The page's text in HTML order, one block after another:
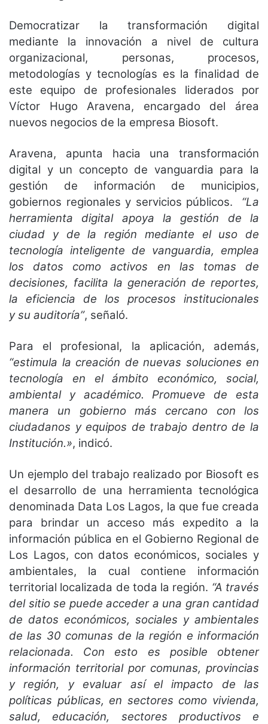
Democratizar la transformación digital
mediante la innovación a nivel de cultura
organizacional, personas, procesos,
metodologías y tecnologías es la finalidad de
este equipo de profesionales liderados por
Víctor Hugo Aravena, encargado del área
nuevos negocios de la empresa Biosoft.
Aravena, apunta hacia una transformación
digital y un concepto de vanguardia para la
gestión de información de municipios,
gobiernos regionales y servicios públicos. “La
herramienta digital apoya la gestión de la
ciudad y de la región mediante el uso de
tecnología inteligente de vanguardia, emplea
los datos como activos en las tomas de
decisiones, facilita la generación de reportes,
la eficiencia de los procesos institucionales
y su auditoría”, señaló.
Para el profesional, la aplicación, además,
“estimula la creación de nuevas soluciones en
tecnología en el ámbito económico, social,
ambiental y académico. Promueve de esta
manera un gobierno más cercano con los
ciudadanos y equipos de trabajo dentro de la
Institución.», indicó.
Un ejemplo del trabajo realizado por Biosoft es
el desarrollo de una herramienta tecnológica
denominada Data Los Lagos, la que fue creada
para brindar un acceso más expedito a la
información pública en el Gobierno Regional de
Los Lagos, con datos económicos, sociales y
ambientales, la cual contiene información
territorial localizada de toda la región. “A través
del sitio se puede acceder a una gran cantidad
de datos económicos, sociales y ambientales
de las 30 comunas de la región e información
relacionada. Con esto es posible obtener
información territorial por comunas, provincias
y región, y evaluar así el impacto de las
políticas públicas, en sectores como vivienda,
salud, educación, sectores productivos e